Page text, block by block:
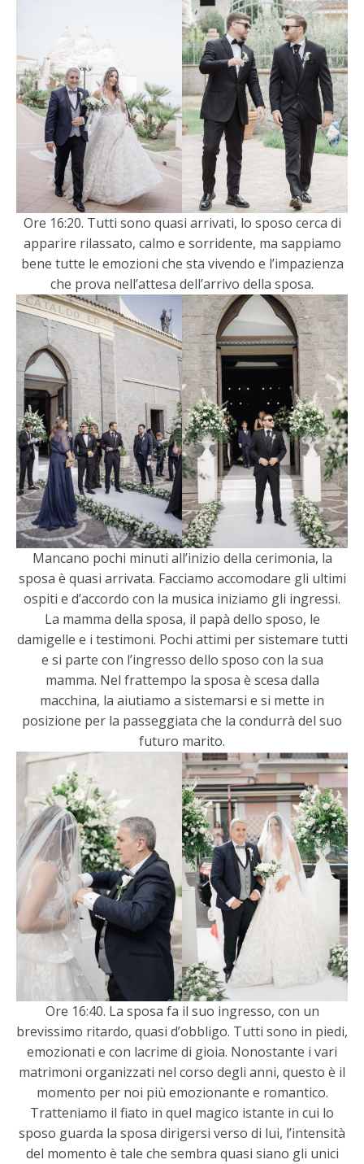
Ore 16:20. Tutti sono quasi arrivati, lo sposo cerca di
apparire rilassato, calmo e sorridente, ma sappiamo
bene tutte le emozioni che sta vivendo e l’impazienza
che prova nell’attesa dell’arrivo della sposa.
Mancano pochi minuti all’inizio della cerimonia, la
sposa è quasi arrivata. Facciamo accomodare gli ultimi
ospiti e d’accordo con la musica iniziamo gli ingressi.
La mamma della sposa, il papà dello sposo, le
damigelle e i testimoni. Pochi attimi per sistemare tutti
e si parte con l’ingresso dello sposo con la sua
mamma. Nel frattempo la sposa è scesa dalla
macchina, la aiutiamo a sistemarsi e si mette in
posizione per la passeggiata che la condurrà del suo
futuro marito.
Ore 16:40. La sposa fa il suo ingresso, con un
brevissimo ritardo, quasi d’obbligo. Tutti sono in piedi,
emozionati e con lacrime di gioia. Nonostante i vari
matrimoni organizzati nel corso degli anni, questo è il
momento per noi più emozionante e romantico.
Tratteniamo il fiato in quel magico istante in cui lo
sposo guarda la sposa dirigersi verso di lui, l’intensità
del momento è tale che sembra quasi siano gli unici